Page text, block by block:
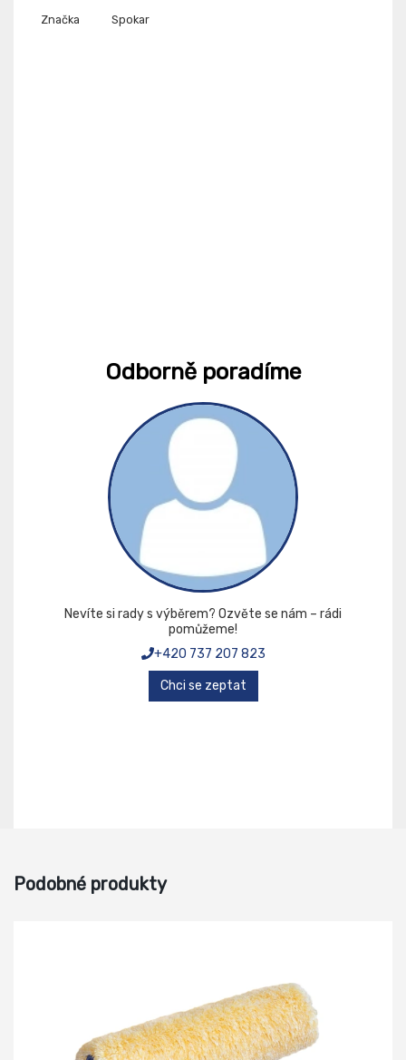
Značka Spokar
Odborně poradíme
Nevíte si rady s výběrem? Ozvěte se nám – rádi
pomůžeme!
+420 737 207 823
Chci se zeptat
Podobné produkty